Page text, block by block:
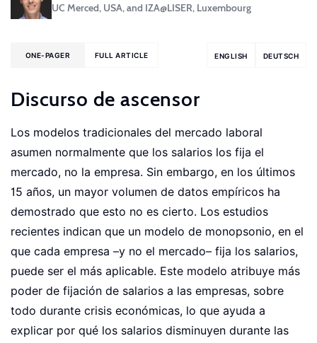
UC Merced, USA, and IZA@LISER, Luxembourg
ENGLISH DEUTSCH
ONE-PAGER FULL ARTICLE
Discurso de ascensor
Los modelos tradicionales del mercado laboral
asumen normalmente que los salarios los fija el
mercado, no la empresa. Sin embargo, en los últimos
15 años, un mayor volumen de datos empíricos ha
demostrado que esto no es cierto. Los estudios
recientes indican que un modelo de monopsonio, en el
que cada empresa –y no el mercado– fija los salarios,
puede ser el más aplicable. Este modelo atribuye más
poder de fijación de salarios a las empresas, sobre
todo durante crisis económicas, lo que ayuda a
explicar por qué los salarios disminuyen durante las